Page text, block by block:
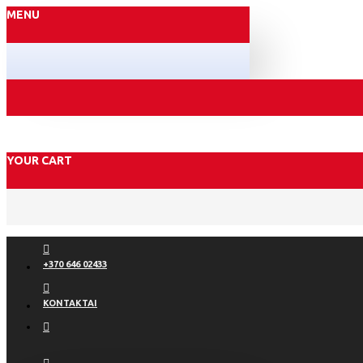
MENU
YOUR CART
+370 646 02433
KONTAKTAI